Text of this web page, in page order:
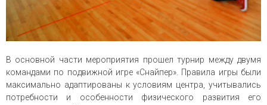
В основной части мероприятия прошел турнир между двумя
командами по подвижной игре «Снайпер». Правила игры были
максимально адаптированы к условиям центра, учитывались
потребности и особенности физического развития его